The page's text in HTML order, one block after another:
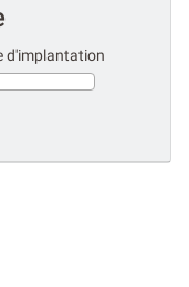
d'implantation